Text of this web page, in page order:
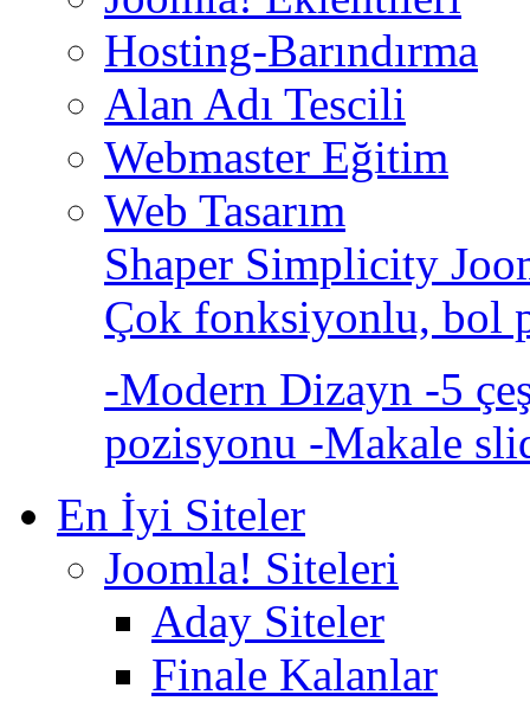
Hosting-Barındırma
Alan Adı Tescili
Webmaster Eğitim
Web Tasarım
Shaper Simplicity
Çok fonksiyonlu, bol
-Modern Dizayn -5
pozisyonu -Makale
En İyi Siteler
Joomla! Siteleri
Aday Siteler
Finale Kalanlar